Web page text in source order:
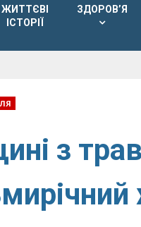
ЖИТТЄВІ
ІСТОРІЇ
ЗДОРОВ’Я
з